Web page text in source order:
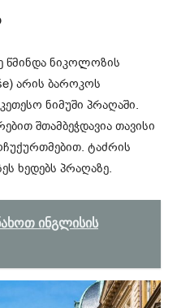
წმინდა ნიკოლოზის
არის ბაროკოს
ნიმუში პრაღაში.
შთამბეჭდავია თავისი
ტაძრის
ხედებს პრაღაზე.
ინგლისის